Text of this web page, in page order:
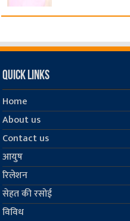
Quick Links
Home
About us
Contact us
आयुष
रिलेशन
सेहत की रसोई
विविध